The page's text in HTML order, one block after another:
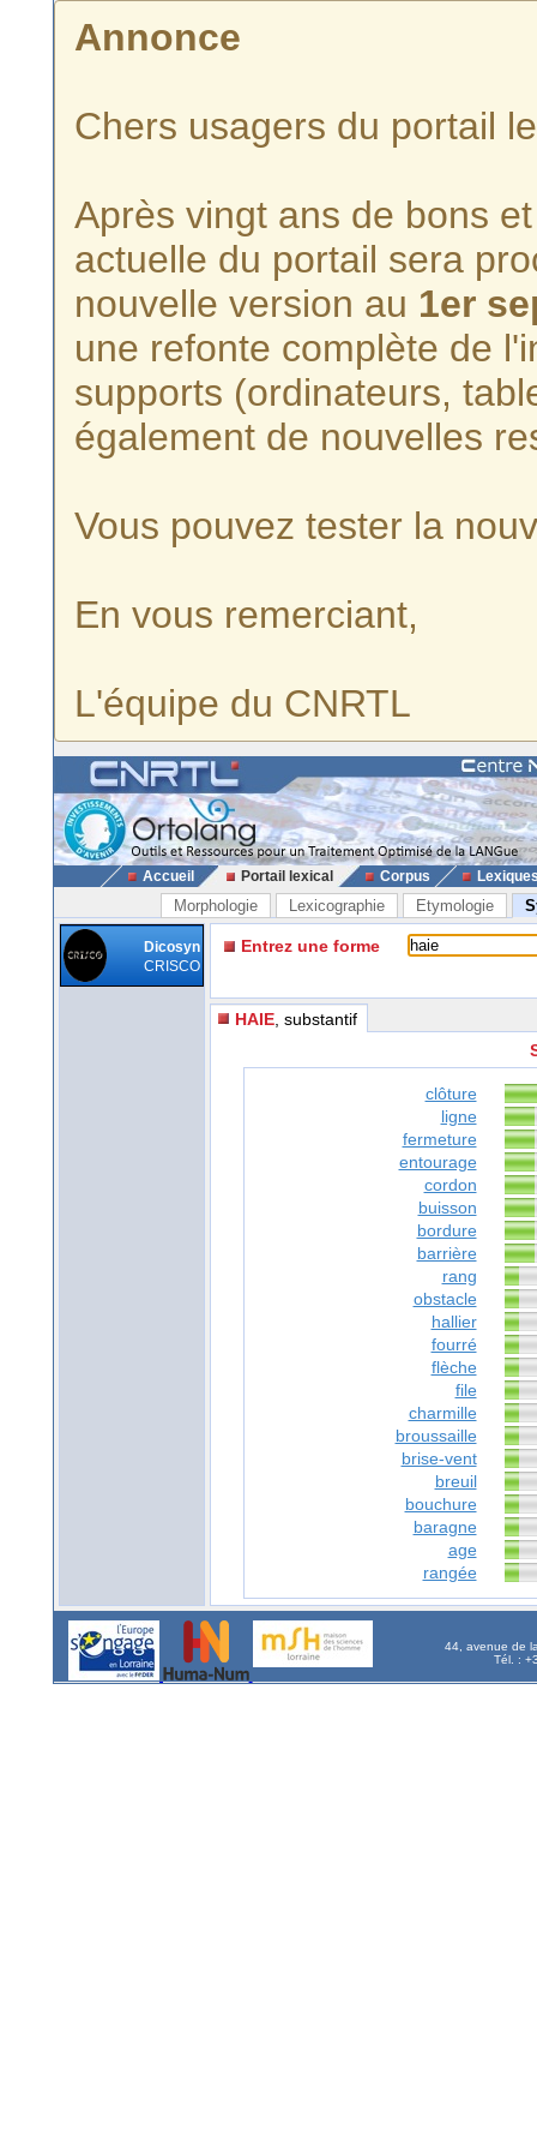
Annonce
Chers usagers du portail
Après vingt ans de bons
actuelle du portail sera
nouvelle version au 1er
une refonte complète de
supports (ordinateurs,
également de nouvelles
Vous pouvez tester la
En vous remerciant,
L'équipe du CNRTL
Accueil Portail lexical Corpus
Morphologie Lexicographie Etymologie
Dicosyn
CRISCO
Entrez une forme
HAIE , substantif
clôture
ligne
fermeture
entourage
cordon
buisson
bordure
barrière
rang
obstacle
hallier
fourré
flèche
file
charmille
broussaille
brise-vent
breuil
bouchure
baragne
age
rangée
44, avenue de
Tél. :